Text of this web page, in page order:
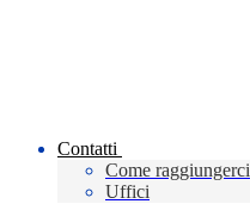
Contatti
Come raggiungerci
Uffici